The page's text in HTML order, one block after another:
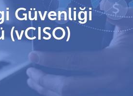
Güvenliği
(vCISO)